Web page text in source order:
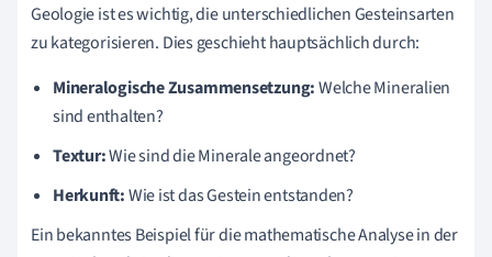
Geologie ist es wichtig, die unterschiedlichen Gesteinsarten
zu kategorisieren. Dies geschieht hauptsächlich durch:
Mineralogische Zusammensetzung:Welche Mineralien
sind enthalten?
Textur:Wie sind die Minerale angeordnet?
Herkunft:Wie ist das Gestein entstanden?
Ein bekanntes Beispiel für die mathematische Analyse in der